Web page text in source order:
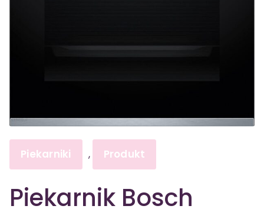
Piekarniki , Produkt
Piekarnik Bosch